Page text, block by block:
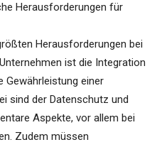
Herausforderungen für
Herausforderungen bei
ist die Integration
Gewährleistung einer
sind der Datenschutz und
Aspekte, vor allem bei
Zudem müssen